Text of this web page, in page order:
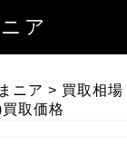
ア
ニア > 買取相場
取価格